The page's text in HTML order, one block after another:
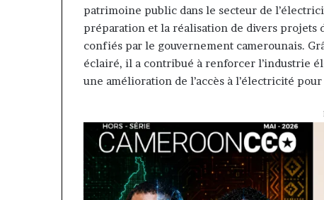
patrimoine public dans le secteur de
préparation et la réalisation de divers projets
confiés par le gouvernement camerounais.
éclairé, il a contribué à renforcer l’industrie
une amélioration de l’accès à l’électricité